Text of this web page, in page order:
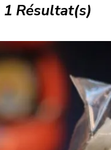
1 Résultat(s)